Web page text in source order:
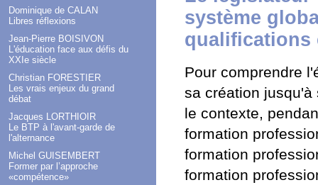
Dominique de CALAN
Libres réflexions
Jean-Pierre BOISIVON
L'éducation face aux défis du
XXIe siècle
Christian FORESTIER
Les vrais enjeux du grand
débat
Jacques LORTHIOIR
Le BTP à l'avant-garde de
l'alternance
Michel GUISEMBERT
Former par l’approche
«compétence»
système
qualifications
Pour comprendre
sa création
le contexte,
formation
formation
formation